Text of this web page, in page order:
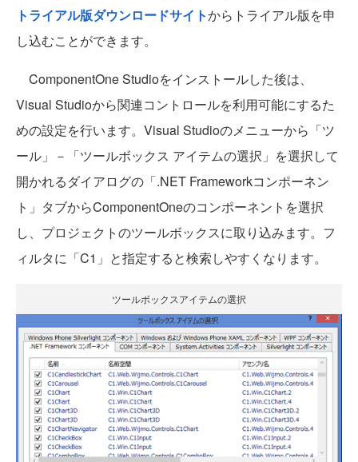
トライアル版ダウンロードサイトからトライアル版を申
し込むことができます。
ComponentOne Studioをインストールした後は、
Visual Studioから関連コントロールを利用可能にするた
めの設定を行います。Visual Studioのメニューから「ツ
ール」－「ツールボックス アイテムの選択」を選択して
開かれるダイアログの「.NET Frameworkコンポーネン
ト」タブからComponentOneのコンポーネントを選択
し、プロジェクトのツールボックスに取り込みます。フ
ィルタに「C1」と指定すると検索しやすくなります。
ツールボックスアイテムの選択